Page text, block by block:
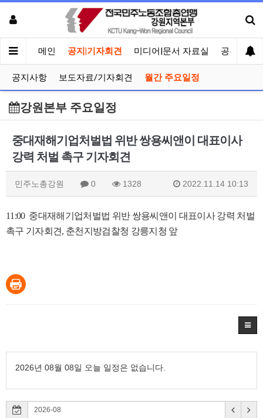
메인 공지|기자회견 미디어|문서 자료실 공유게시
공지사항 보도자료/기자회견 월간 주요일정
강원본부 주요일정
중대재해기업처벌법 위반 쌍용씨앤이 대표이사
강력 처벌 촉구 기자회견
민주노총강원 0 1328 2022.11.14 10:13
11:00 중대재해기업처벌법 위반 쌍용씨앤이 대표이사 강력 처벌
촉구 기자회견, 춘천지방검찰청 강릉지청 앞
2026년 08월 08일 오늘 일정은 없습니다.